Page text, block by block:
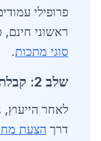
פרופילי
ראשוני
סוגי מתכות.
שלב 2: קבלת הצעת מחיר מפורטת
דרך הצעת